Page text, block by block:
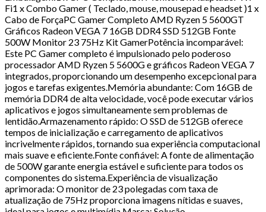
Fi1 x Combo Gamer ( Teclado, mouse, mousepad e headset )1 x
Cabo de ForçaPC Gamer Completo AMD Ryzen 5 5600GT
Gráficos Radeon VEGA 7 16GB DDR4 SSD 512GB Fonte
500W Monitor 23 75Hz Kit GamerPotência incomparável:
Este PC Gamer completo é impulsionado pelo poderoso
processador AMD Ryzen 5 5600G e gráficos Radeon VEGA 7
integrados, proporcionando um desempenho excepcional para
jogos e tarefas exigentes.Memória abundante: Com 16GB de
memória DDR4 de alta velocidade, você pode executar vários
aplicativos e jogos simultaneamente sem problemas de
lentidão.Armazenamento rápido: O SSD de 512GB oferece
tempos de inicialização e carregamento de aplicativos
incrivelmente rápidos, tornando sua experiência computacional
mais suave e eficiente.Fonte confiável: A fonte de alimentação
de 500W garante energia estável e suficiente para todos os
componentes do sistema.Experiência de visualização
aprimorada: O monitor de 23 polegadas com taxa de
atualização de 75Hz proporciona imagens nítidas e suaves,